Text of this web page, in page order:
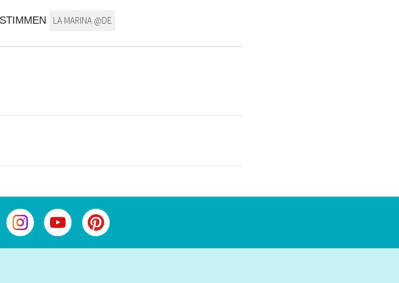
LA MARINA @DE